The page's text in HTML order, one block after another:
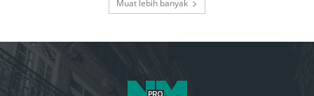
Muat lebih banyak